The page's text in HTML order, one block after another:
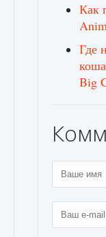
Как
Где
Big